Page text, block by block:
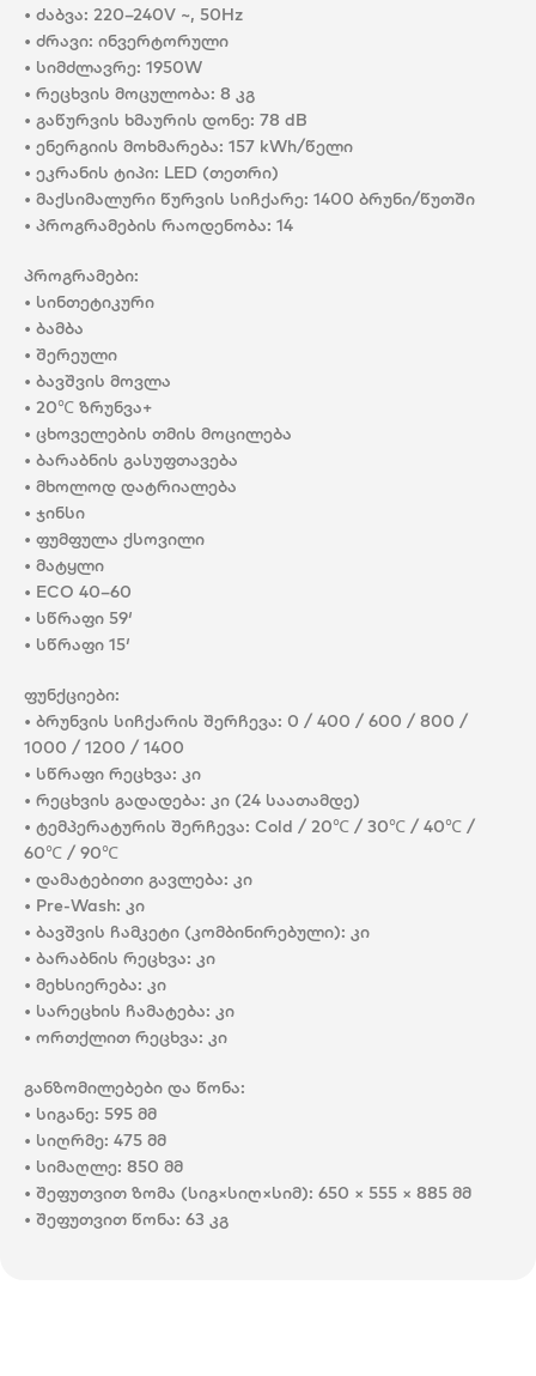
• ძაბვა: 220–240V ~, 50Hz
• ძრავი: ინვერტორული
• სიმძლავრე: 1950W
• რეცხვის მოცულობა: 8 კგ
• გაწურვის ხმაურის დონე: 78 dB
• ენერგიის მოხმარება: 157 kWh/წელი
• ეკრანის ტიპი: LED (თეთრი)
• მაქსიმალური წურვის სიჩქარე: 1400 ბრუნი/წუთში
• პროგრამების რაოდენობა: 14
პროგრამები:
• სინთეტიკური
• ბამბა
• შერეული
• ბავშვის მოვლა
• 20℃ ზრუნვა+
• ცხოველების თმის მოცილება
• ბარაბნის გასუფთავება
• მხოლოდ დატრიალება
• ჯინსი
• ფუმფულა ქსოვილი
• მატყლი
• ECO 40–60
• სწრაფი 59′
• სწრაფი 15′
ფუნქციები:
• ბრუნვის სიჩქარის შერჩევა: 0 / 400 / 600 / 800 /
1000 / 1200 / 1400
• სწრაფი რეცხვა: კი
• რეცხვის გადადება: კი (24 საათამდე)
• ტემპერატურის შერჩევა: Cold / 20℃ / 30℃ / 40℃ /
60℃ / 90℃
• დამატებითი გავლება: კი
• Pre-Wash: კი
• ბავშვის ჩამკეტი (კომბინირებული): კი
• ბარაბნის რეცხვა: კი
• მეხსიერება: კი
• სარეცხის ჩამატება: კი
• ორთქლით რეცხვა: კი
განზომილებები და წონა:
• სიგანე: 595 მმ
• სიღრმე: 475 მმ
• სიმაღლე: 850 მმ
• შეფუთვით ზომა (სიგ×სიღ×სიმ): 650 × 555 × 885 მმ
• შეფუთვით წონა: 63 კგ